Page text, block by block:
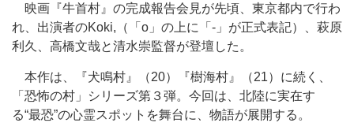
映画『牛首村』の完成報告会見が先頃、東京都内で行わ
れ、出演者のKoki,（「o」の上に「‐」が正式表記）、萩原
利久、高橋文哉と清水崇監督が登壇した。
本作は、『犬鳴村』（20）『樹海村』（21）に続く、
「恐怖の村」シリーズ第３弾。今回は、北陸に実在す
る“最恐”の心霊スポットを舞台に、物語が展開する。